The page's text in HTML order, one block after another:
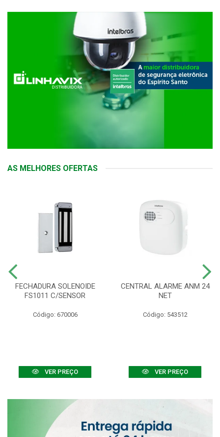
AS MELHORES OFERTAS
FECHADURA SOLENOIDE
FS1011 C/SENSOR
Código: 670006
VER PREÇO
CENTRAL ALARME ANM 24
NET
Código: 543512
VER PREÇO